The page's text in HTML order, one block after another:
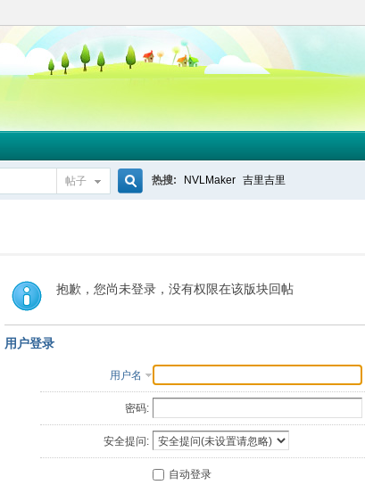
帖子
索
热搜: NVLMaker 吉里吉里
抱歉，您尚未登录，没有权限在该版块回帖
用户登录
用户名
密码:
安全提问:
自动登录